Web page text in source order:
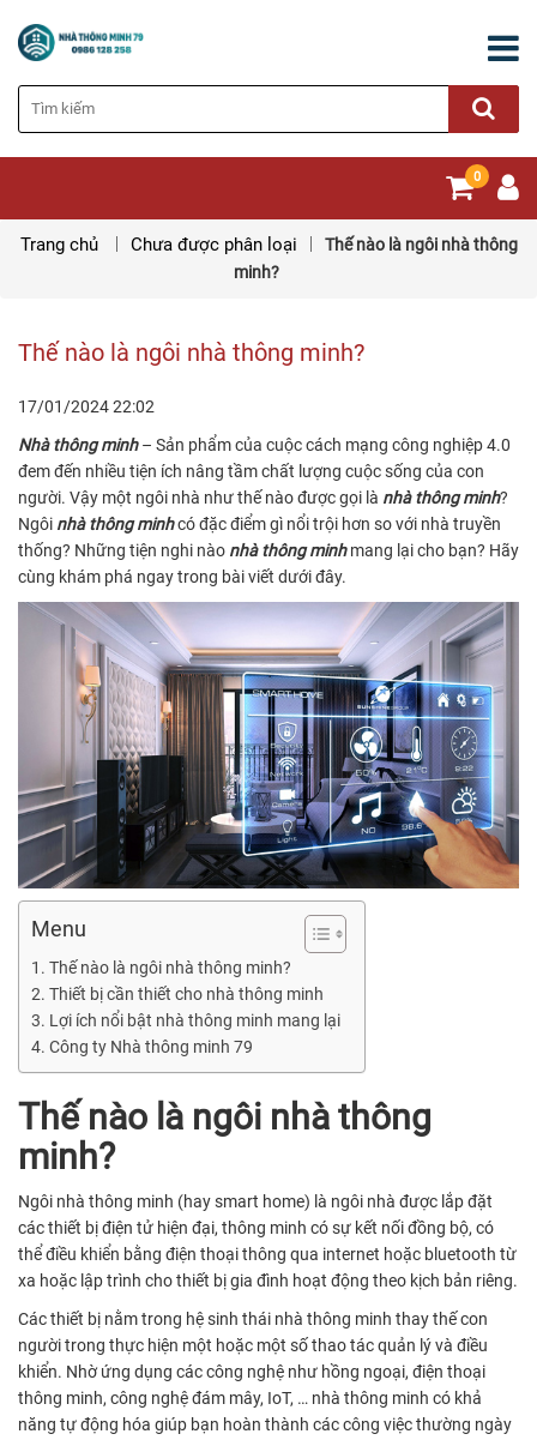
0
Trang chủ Chưa được phân loại
Thế nào là ngôi nhà thông
minh?
Thế nào là ngôi nhà thông minh?
17/01/202422:02
Nhà thông minh– Sản phẩm của cuộc cách mạng công nghiệp 4.0
đem đến nhiều tiện ích nâng tầm chất lượng cuộc sống của con
người. Vậy một ngôi nhà như thế nào được gọi là nhà thông minh?
Ngôi nhà thông minhcó đặc điểm gì nổi trội hơn so với nhà truyền
thống? Những tiện nghi nào nhà thông minhmang lại cho bạn? Hãy
cùng khám phá ngay trong bài viết dưới đây.
Menu
Thế nào là ngôi nhà thông minh?
Thiết bị cần thiết cho nhà thông minh
Lợi ích nổi bật nhà thông minh mang lại
Công ty Nhà thông minh 79
Thế nào là ngôi nhà thông
minh?
Ngôi nhà thông minh (hay smart home) là ngôi nhà được lắp đặt
các thiết bịđiện tử hiện đại, thông minh có sự kết nối đồng bộ, có
thể điều khiển bằng điện thoại thông qua internet hoặc bluetooth từ
xa hoặc lập trình cho thiết bị gia đình hoạt động theo kịch bản riêng.
Các thiết bị nằm trong hệ sinh thái nhà thông minh thay thế con
người trong thực hiện một hoặc một số thao tác quản lý và điều
khiển. Nhờ ứng dụng các công nghệ như hồng ngoại, điện thoại
thông minh, công nghệ đám mây, IoT, … nhà thông minh có khả
năng tự động hóa giúp bạn hoàn thành các công việc thường ngày